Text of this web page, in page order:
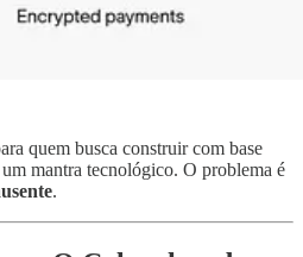
quem busca construir com base
mantra tecnológico. O problema é
.